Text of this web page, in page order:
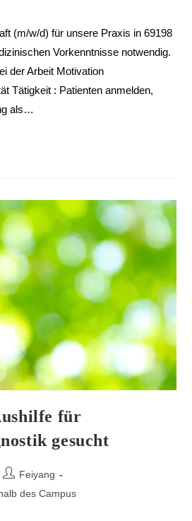
(m/w/d) für unsere Praxis in 69198
Vorkenntnisse notwendig.
der Arbeit Motivation
Tätigkeit : Patienten anmelden,
als…
für
gesucht
Feiyang
des Campus